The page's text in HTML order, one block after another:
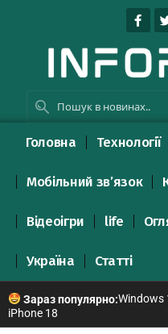
Головна Технології
Мобільний зв’язок
Відеоігри life
Україна Статті
Зараз популярно:Windows
iPhone 18